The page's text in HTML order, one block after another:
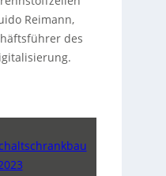
Reimann,
des